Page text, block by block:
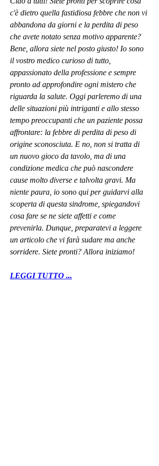
c'è dietro quella fastidiosa febbre che non vi
abbandona da giorni e la perdita di peso
che avete notato senza motivo apparente?
Bene, allora siete nel posto giusto! Io sono
il vostro medico curioso di tutto,
appassionato della professione e sempre
pronto ad approfondire ogni mistero che
riguarda la salute. Oggi parleremo di una
delle situazioni più intriganti e allo stesso
tempo preoccupanti che un paziente possa
affrontare: la febbre di perdita di peso di
origine sconosciuta. E no, non si tratta di
un nuovo gioco da tavolo, ma di una
condizione medica che può nascondere
cause molto diverse e talvolta gravi. Ma
niente paura, io sono qui per guidarvi alla
scoperta di questa sindrome, spiegandovi
cosa fare se ne siete affetti e come
prevenirla. Dunque, preparatevi a leggere
un articolo che vi farà sudare ma anche
sorridere. Siete pronti? Allora iniziamo!
LEGGI TUTTO ...